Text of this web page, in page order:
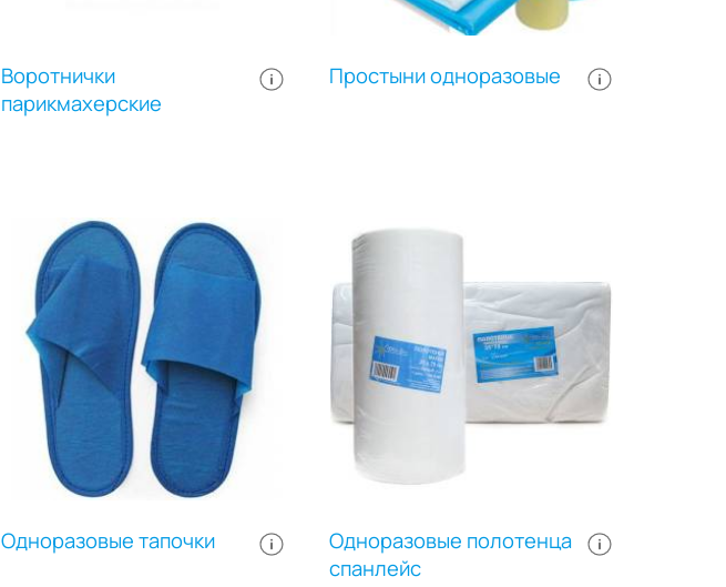
Воротнички
парикмахерские
Простыни одноразовые
Одноразовые тапочки
Одноразовые полотенца
спанлейс